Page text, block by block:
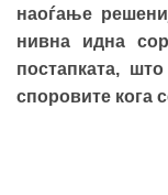
наоѓање
нивна идна
постапката,
споровите кога